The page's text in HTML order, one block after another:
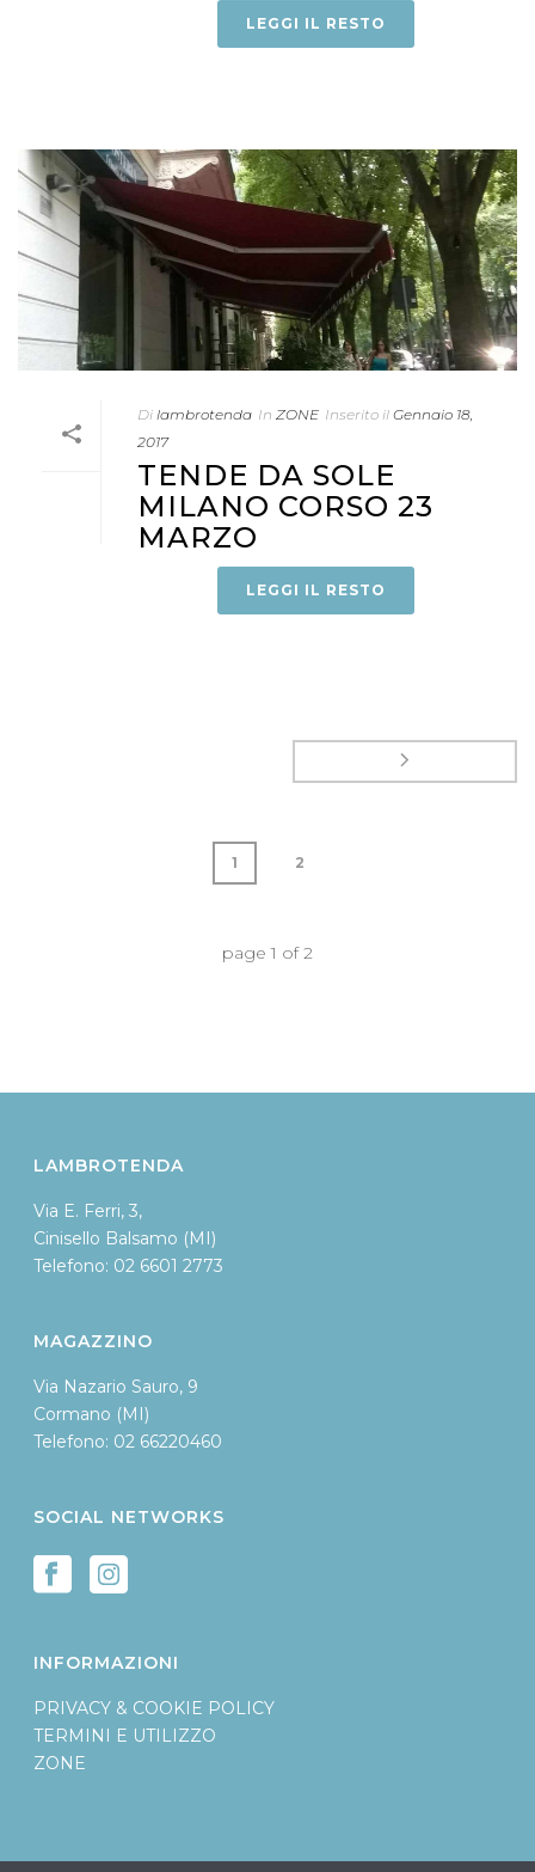
LEGGI IL RESTO
Di lambrotenda In ZONE Inserito il Gennaio 18,
2017
TENDE DA SOLE
MILANO CORSO 23
MARZO
LEGGI IL RESTO
1 2
page1 of2
LAMBROTENDA
Via E. Ferri, 3,
Cinisello Balsamo (MI)
Telefono: 02 6601 2773
MAGAZZINO
Via Nazario Sauro, 9
Cormano (MI)
Telefono: 02 66220460
SOCIAL NETWORKS
INFORMAZIONI
PRIVACY & COOKIE POLICY
TERMINI E UTILIZZO
ZONE